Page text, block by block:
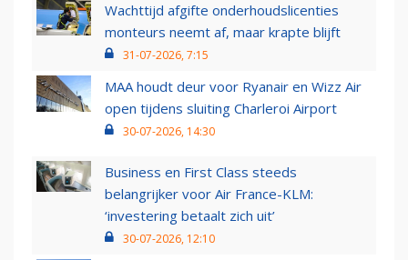
Wachttijd afgifte onderhoudslicenties
monteurs neemt af, maar krapte blijft
31-07-2026, 7:15
MAA houdt deur voor Ryanair en Wizz Air
open tijdens sluiting Charleroi Airport
30-07-2026, 14:30
Business en First Class steeds
belangrijker voor Air France-KLM:
‘investering betaalt zich uit’
30-07-2026, 12:10